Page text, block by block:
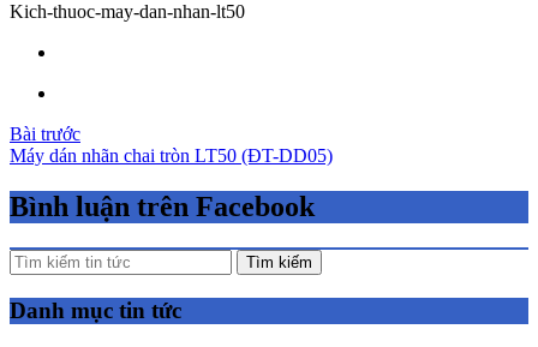
Kich-thuoc-may-dan-nhan-lt50
Điều
hướng
bài
Bài trước
Máy dán nhãn chai tròn LT50 (ĐT-DD05)
Bình luận trên Facebook
Tìm kiếm
Danh mục tin tức